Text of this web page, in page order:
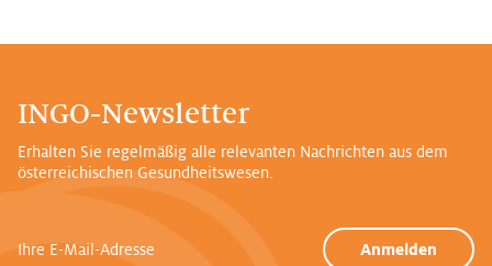
INGO-Newsletter
Erhalten Sie regelmäßig alle relevanten Nachrichten aus dem
österreichischen Gesundheitswesen.
Ihre E-Mail-Adresse
Anmelden